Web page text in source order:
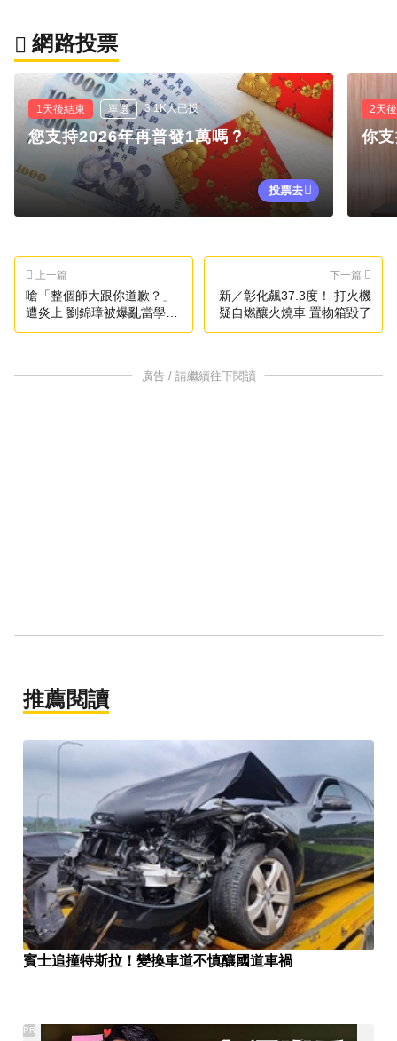
網路投票
1天後結束 單選 3.1K人已投
您支持2026年再普發1萬嗎？
投票去
2天
你
上一篇
嗆「整個師大跟你道歉？」
遭炎上 劉錦璋被爆亂當學
生：就是要教訓你
下一篇
新／彰化飆37.3度！ 打火機
疑自燃釀火燒車 置物箱毀了
廣告 / 請繼續往下閱讀
推薦閱讀
賓士追撞特斯拉！變換車道不慎釀國道車禍
PR